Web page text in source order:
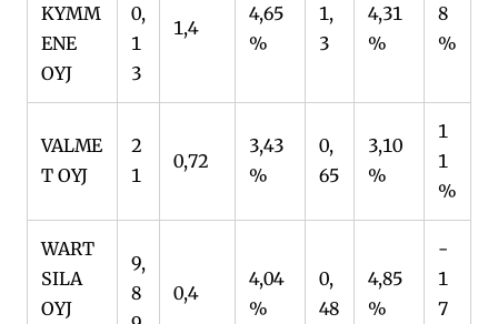
KYMM
ENE
OYJ
0,
1
3
1,4
4,65
%
1,
3
4,31
%
8
%
VALME
T OYJ
2
1
0,72
3,43
%
0,
65
3,10
%
1
1
%
WART
SILA
OYJ
9,
8
0,4
4,04
%
0,
48
4,85
%
-
1
7